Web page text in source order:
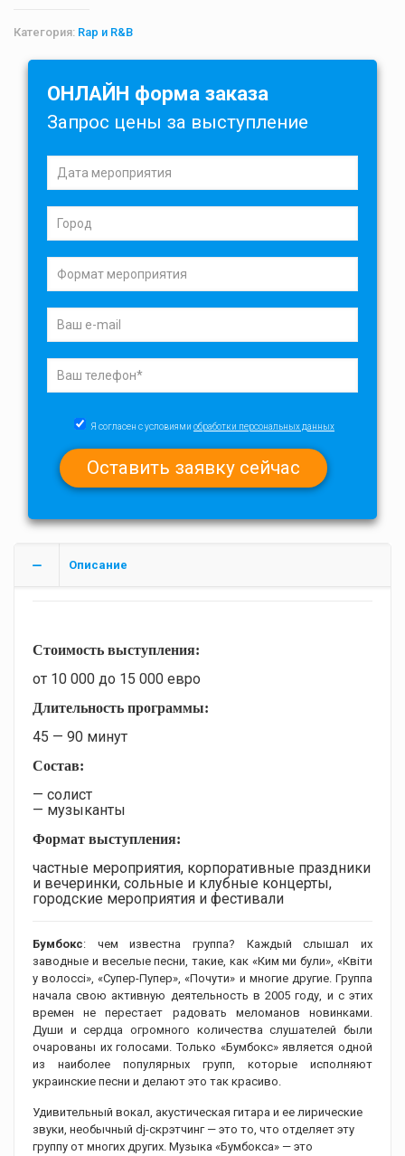
Категория: Rap и R&B
ОНЛАЙН форма заказа
Запрос цены за выступление
Я согласен с условиями обработки персональных данных
Описание
Стоимость выступления:
от 10 000 до 15 000 евро
Длительность программы:
45 — 90 минут
Состав:
— солист
— музыканты
Формат выступления:
частные мероприятия, корпоративные праздники
и вечеринки, сольные и клубные концерты,
городские мероприятия и фестивали
Бумбокс: чем известна группа? Каждый слышал их
заводные и веселые песни, такие, как «Ким ми були», «Квіти
у волоссі», «Супер-Пупер», «Почути» и многие другие. Группа
начала свою активную деятельность в 2005 году, и с этих
времен не перестает радовать меломанов новинками.
Души и сердца огромного количества слушателей были
очарованы их голосами. Только «Бумбокс» является одной
из наиболее популярных групп, которые исполняют
украинские песни и делают это так красиво.
Удивительный вокал, акустическая гитара и ее лирические
звуки, необычный dj-скрэтчинг — это то, что отделяет эту
группу от многих других. Музыка «Бумбокса» — это